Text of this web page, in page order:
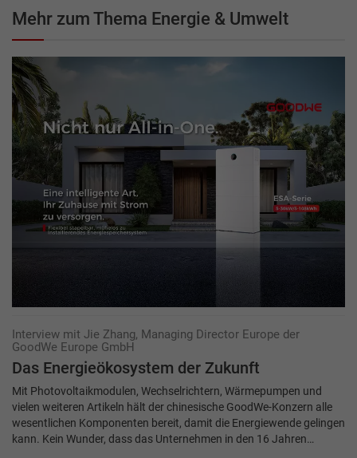
Mehr zum Thema Energie & Umwelt
Interview mit Jie Zhang, Managing Director Europe der
GoodWe Europe GmbH
Das Energieökosystem der Zukunft
Mit Photovoltaikmodulen, Wechselrichtern, Wärmepumpen und
vielen weiteren Artikeln hält der chinesische GoodWe-Konzern alle
wesentlichen Komponenten bereit, damit die Energiewende gelingen
kann. Kein Wunder, dass das Unternehmen in den 16 Jahren…